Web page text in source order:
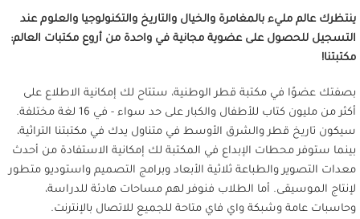
ينتظرك عالم مليء بالمغامرة والخيال والتاريخ والتكنولوجيا والعلوم عند
التسجيل للحصول على عضوية مجانية في واحدة من أروع مكتبات العالم:
مكتبتنا!
بصفتك عضوًا في مكتبة قطر الوطنية، ستتاح لك إمكانية الاطلاع على
أكثر من مليون كتاب للأطفال والكبار على حد سواء - في 16 لغة مختلفة.
سيكون تاريخ قطر والشرق الأوسط في متناول يدك في مكتبتنا التراثية،
بينما ستوفر محطات الإبداع في المكتبة لك إمكانية الاستفادة من أحدث
معدات التصوير والطباعة ثلاثية الأبعاد وبرامج التصميم واستوديو متطور
لإنتاج الموسيقى. أما الطلاب فنوفر لهم مساحات هادئة للدراسة،
وحاسبات عامة وشبكة واي فاي متاحة للجميع للاتصال بالإنترنت.